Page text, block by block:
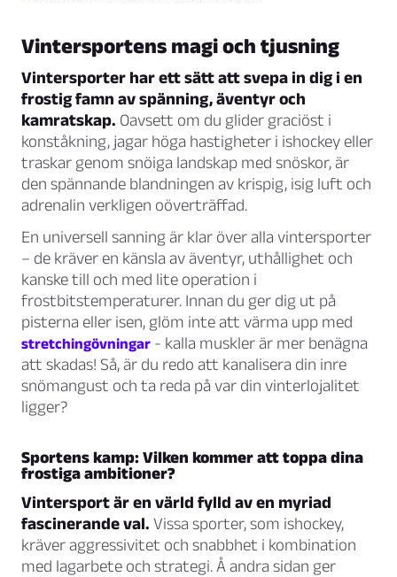
Vintersportens magi och tjusning
Vintersporter har ett sätt att svepa in dig i en
frostig famn av spänning, äventyr och
kamratskap. Oavsett om du glider graciöst i
konståkning, jagar höga hastigheter i ishockey eller
traskar genom snöiga landskap med snöskor, är
den spännande blandningen av krispig, isig luft och
adrenalin verkligen oöverträffad.
En universell sanning är klar över alla vintersporter
– de kräver en känsla av äventyr, uthållighet och
kanske till och med lite operation i
frostbitstemperaturer. Innan du ger dig ut på
pisterna eller isen, glöm inte att värma upp med
stretchingövningar - kalla muskler är mer benägna
att skadas! Så, är du redo att kanalisera din inre
snömangust och ta reda på var din vinterlojalitet
ligger?
Sportens kamp: Vilken kommer att toppa dina
frostiga ambitioner?
Vintersport är en värld fylld av en myriad
fascinerande val. Vissa sporter, som ishockey,
kräver aggressivitet och snabbhet i kombination
med lagarbete och strategi. Å andra sidan ger